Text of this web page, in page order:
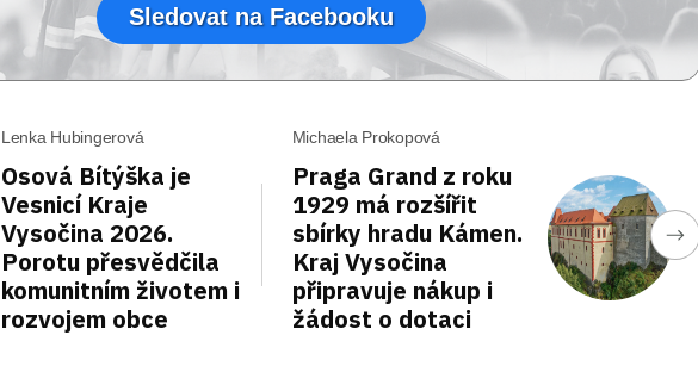
Sledovat na Facebooku
Lenka Hubingerová
Osová Bítýška je
Vesnicí Kraje
Vysočina 2026.
Porotu přesvědčila
komunitním životem i
rozvojem obce
Michaela Prokopová
Praga Grand z roku
1929 má rozšířit
sbírky hradu Kámen.
Kraj Vysočina
připravuje nákup i
žádost o dotaci